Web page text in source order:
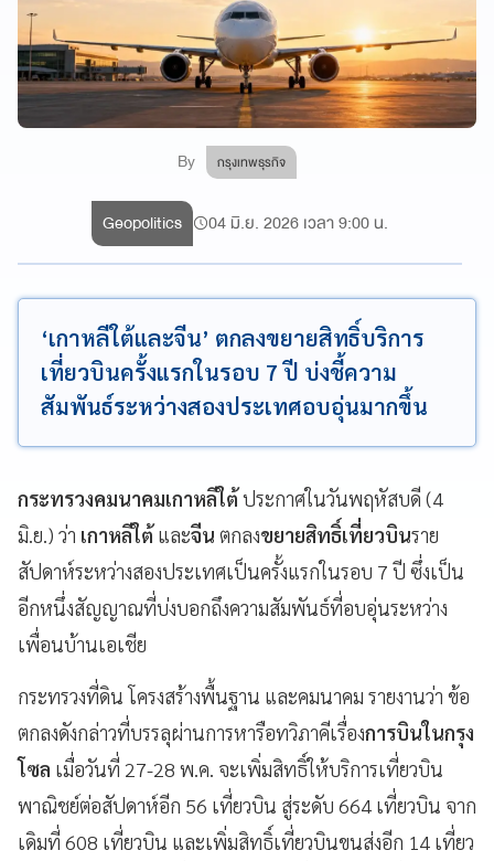
By กรุงเทพธุรกิจ
Geopolitics 04 มิ.ย. 2026 เวลา 9:00 น.
‘เกาหลีใต้และจีน’ ตกลงขยายสิทธิ์บริการ
เที่ยวบินครั้งแรกในรอบ 7 ปี บ่งชี้ความ
สัมพันธ์ระหว่างสองประเทศอบอุ่นมากขึ้น
กระทรวงคมนาคมเกาหลีใต้ประกาศในวันพฤหัสบดี (4
มิ.ย.) ว่า เกาหลีใต้และจีน ตกลงขยายสิทธิ์เที่ยวบินราย
สัปดาห์ระหว่างสองประเทศเป็นครั้งแรกในรอบ 7 ปี ซึ่งเป็น
อีกหนึ่งสัญญาณที่บ่งบอกถึงความสัมพันธ์ที่อบอุ่นระหว่าง
เพื่อนบ้านเอเชีย
กระทรวงที่ดิน โครงสร้างพื้นฐาน และคมนาคม รายงานว่า ข้อ
ตกลงดังกล่าวที่บรรลุผ่านการหารือทวิภาคีเรื่องการบินในกรุง
โซล เมื่อวันที่ 27-28 พ.ค. จะเพิ่มสิทธิ์ให้บริการเที่ยวบิน
พาณิชย์ต่อสัปดาห์อีก 56 เที่ยวบิน สู่ระดับ 664 เที่ยวบิน จาก
เดิมที่ 608 เที่ยวบิน และเพิ่มสิทธิ์เที่ยวบินขนส่งอีก 14 เที่ยว